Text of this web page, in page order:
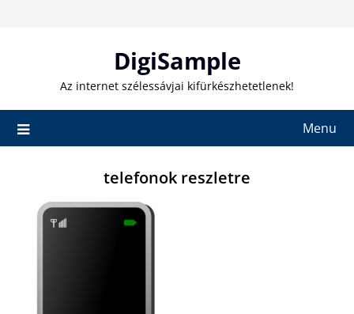
DigiSample
Az internet szélessávjai kifürkészhetetlenek!
Menu
telefonok reszletre